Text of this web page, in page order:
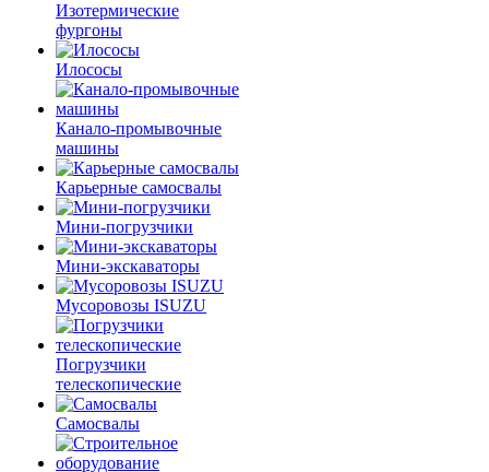
Изотермические
фургоны
Илососы
Канало-промывочные
машины
Карьерные самосвалы
Мини-погрузчики
Мини-экскаваторы
Мусоровозы ISUZU
Погрузчики
телескопические
Самосвалы